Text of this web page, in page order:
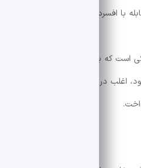
با افسردگی پاییزی هستند. اگر
که با تغییرات فصلی، به‌ویژه با
اغلب در پاییز و گاهی زمستان